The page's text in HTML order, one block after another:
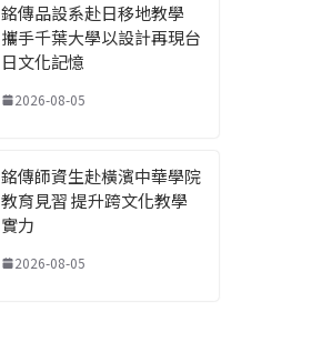
銘傳品設系赴日移地教學
攜手千葉大學以設計再現台
日文化記憶
2026-08-05
銘傳師資生赴橫濱中華學院
教育見習 提升跨文化教學
實力
2026-08-05